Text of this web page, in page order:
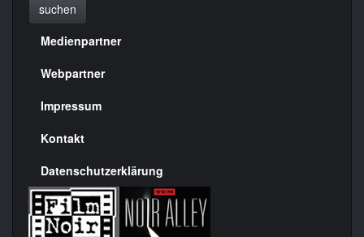
suchen
Menülinks
rechte
Seite
Medienpartner
Webpartner
Impressum
Kontakt
Datenschutzerklärung